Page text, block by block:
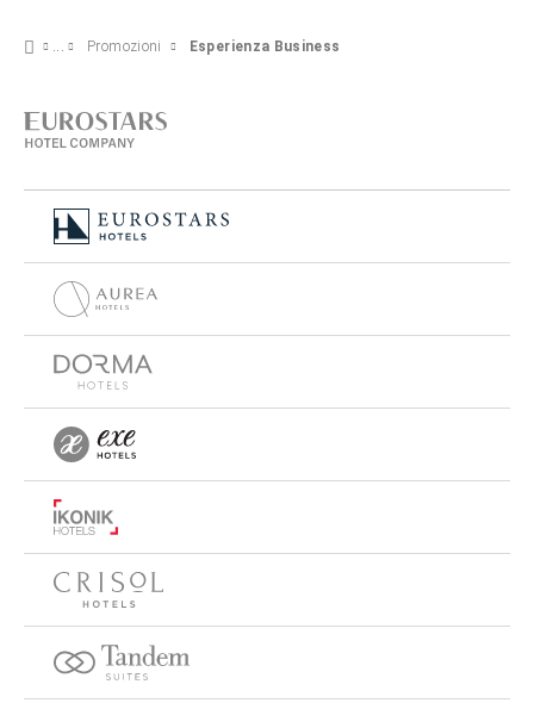
Promozioni Esperienza Business